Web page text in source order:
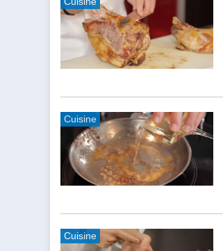
Cuisine
Cuisine